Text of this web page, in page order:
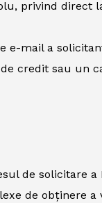
privind direct
e-mail a
credit sau un
de solicitare a
de obținere a